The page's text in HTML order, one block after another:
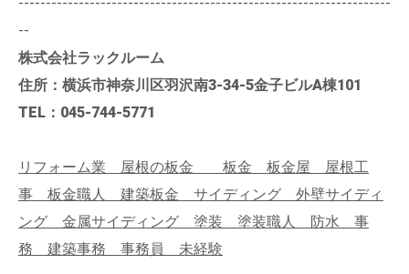
--
株式会社ラックルーム
住所：横浜市神奈川区羽沢南3-34-5金子ビルA棟101
TEL：045-744-5771
リフォーム業 屋根の板金 板金 板金屋 屋根工
事 板金職人 建築板金 サイディング 外壁サイディ
ング 金属サイディング 塗装 塗装職人 防水 事
務 建築事務 事務員 未経験